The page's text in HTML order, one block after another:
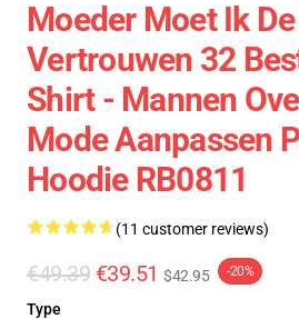
Moeder Moet Ik
Vertrouwen 32
Shirt - Mannen
Mode Aanpassen
Hoodie RB0811
(11 customer reviews)
€49.39 €39.51 $42.95 -20%
Type